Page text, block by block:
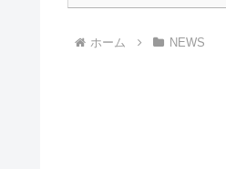
ホーム NEWS